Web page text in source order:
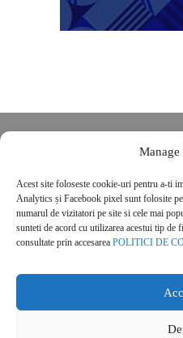
Manage
Acest site foloseste cookie-uri pentru a-ti
Analytics și Facebook pixel sunt folosite
numarul de vizitatori pe site si cele mai
sunteti de acord cu utilizarea acestui tip
consultate prin accesarea POLITICI DE
POLITICĂ DE
Politica de cookies
© 2026 Real Estate Magazine. All